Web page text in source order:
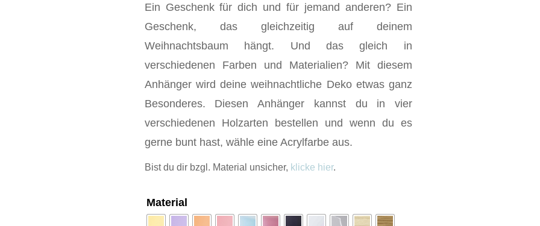
Ein Geschenk für dich und für jemand anderen? Ein
Geschenk, das gleichzeitig auf deinem
Weihnachtsbaum hängt. Und das gleich in
verschiedenen Farben und Materialien? Mit diesem
Anhänger wird deine weihnachtliche Deko etwas ganz
Besonderes. Diesen Anhänger kannst du in vier
verschiedenen Holzarten bestellen und wenn du es
gerne bunt hast, wähle eine Acrylfarbe aus.
Bist du dir bzgl. Material unsicher, klicke hier.
Material